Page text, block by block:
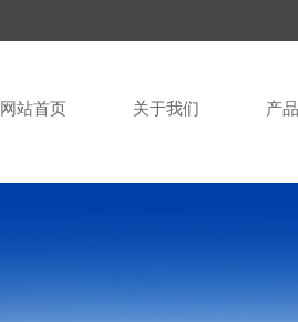
网站首页 关于我们 产